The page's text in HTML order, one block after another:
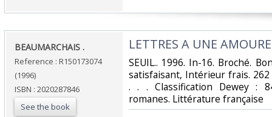
‎BEAUMARCHAIS .‎
Reference : R150173074
(1996)
ISBN : 2020287846
See the book
‎LETTRES A UNE
‎SEUIL.. 1996. In-16. Broché.
satisfaisant, Intérieur frais.
. . . Classification Dewey :
romanes. Littérature française‎